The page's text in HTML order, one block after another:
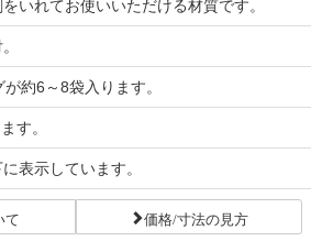
いれてお使いいただける材質です。
約6～8袋入ります。
す。
表示しています。
て 価格/寸法の見方